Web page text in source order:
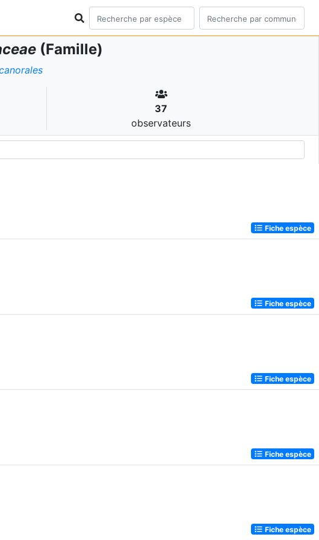
(Famille)
37
observateurs
Fiche espèce
Fiche espèce
Fiche espèce
Fiche espèce
Fiche espèce